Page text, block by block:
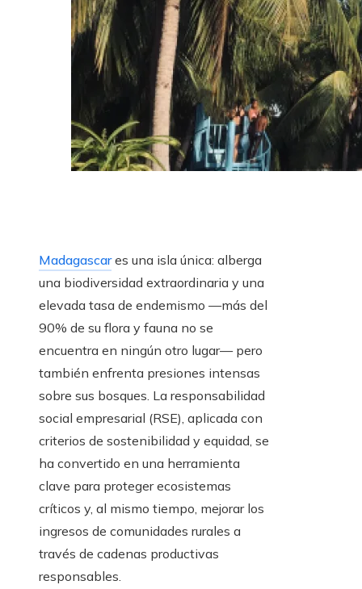
Madagascares una isla única: alberga
una biodiversidad extraordinaria y una
elevada tasa de endemismo —más del
90% de su flora y fauna no se
encuentra en ningún otro lugar— pero
también enfrenta presiones intensas
sobre sus bosques. La responsabilidad
social empresarial (RSE), aplicada con
criterios de sostenibilidad y equidad, se
ha convertido en una herramienta
clave para proteger ecosistemas
críticos y, al mismo tiempo, mejorar los
ingresos de comunidades rurales a
través de cadenas productivas
responsables.